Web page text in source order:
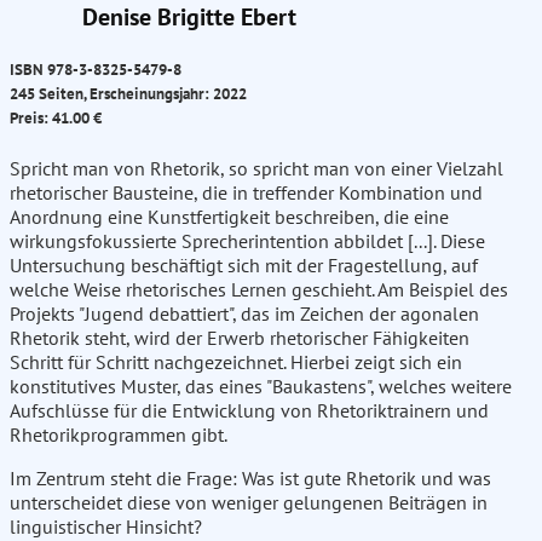
Denise Brigitte Ebert
ISBN 978-3-8325-5479-8
245 Seiten, Erscheinungsjahr: 2022
Preis: 41.00 €
Spricht man von Rhetorik, so spricht man von einer Vielzahl
rhetorischer Bausteine, die in treffender Kombination und
Anordnung eine Kunstfertigkeit beschreiben, die eine
wirkungsfokussierte Sprecherintention abbildet [...]. Diese
Untersuchung beschäftigt sich mit der Fragestellung, auf
welche Weise rhetorisches Lernen geschieht. Am Beispiel des
Projekts "Jugend debattiert", das im Zeichen der agonalen
Rhetorik steht, wird der Erwerb rhetorischer Fähigkeiten
Schritt für Schritt nachgezeichnet. Hierbei zeigt sich ein
konstitutives Muster, das eines "Baukastens", welches weitere
Aufschlüsse für die Entwicklung von Rhetoriktrainern und
Rhetorikprogrammen gibt.
Im Zentrum steht die Frage: Was ist gute Rhetorik und was
unterscheidet diese von weniger gelungenen Beiträgen in
linguistischer Hinsicht?